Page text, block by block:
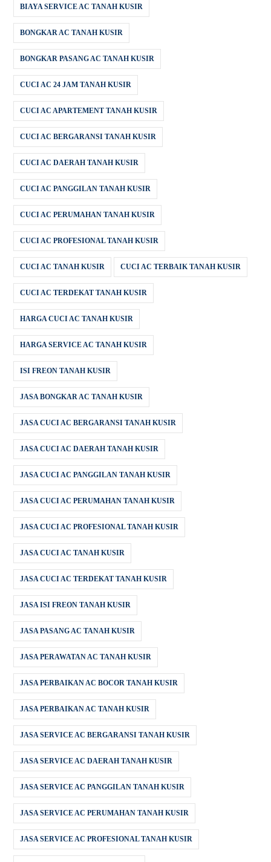
BIAYA SERVICE AC TANAH KUSIR
BONGKAR AC TANAH KUSIR
BONGKAR PASANG AC TANAH KUSIR
CUCI AC 24 JAM TANAH KUSIR
CUCI AC APARTEMENT TANAH KUSIR
CUCI AC BERGARANSI TANAH KUSIR
CUCI AC DAERAH TANAH KUSIR
CUCI AC PANGGILAN TANAH KUSIR
CUCI AC PERUMAHAN TANAH KUSIR
CUCI AC PROFESIONAL TANAH KUSIR
CUCI AC TANAH KUSIR CUCI AC TERBAIK TANAH KUSIR
CUCI AC TERDEKAT TANAH KUSIR
HARGA CUCI AC TANAH KUSIR
HARGA SERVICE AC TANAH KUSIR
ISI FREON TANAH KUSIR
JASA BONGKAR AC TANAH KUSIR
JASA CUCI AC BERGARANSI TANAH KUSIR
JASA CUCI AC DAERAH TANAH KUSIR
JASA CUCI AC PANGGILAN TANAH KUSIR
JASA CUCI AC PERUMAHAN TANAH KUSIR
JASA CUCI AC PROFESIONAL TANAH KUSIR
JASA CUCI AC TANAH KUSIR
JASA CUCI AC TERDEKAT TANAH KUSIR
JASA ISI FREON TANAH KUSIR
JASA PASANG AC TANAH KUSIR
JASA PERAWATAN AC TANAH KUSIR
JASA PERBAIKAN AC BOCOR TANAH KUSIR
JASA PERBAIKAN AC TANAH KUSIR
JASA SERVICE AC BERGARANSI TANAH KUSIR
JASA SERVICE AC DAERAH TANAH KUSIR
JASA SERVICE AC PANGGILAN TANAH KUSIR
JASA SERVICE AC PERUMAHAN TANAH KUSIR
JASA SERVICE AC PROFESIONAL TANAH KUSIR